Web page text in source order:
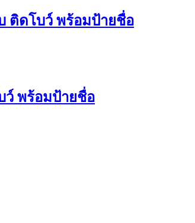
ติดโบว์ พร้อมป้ายชื่อ
ว์ พร้อมป้ายชื่อ